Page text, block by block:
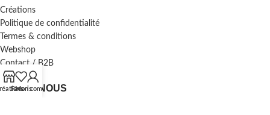
Créations
Politique de confidentialité
Termes & conditions
Webshop
Contact / B2B
SUIVEZ-NOUS
Favoris
Mon compte